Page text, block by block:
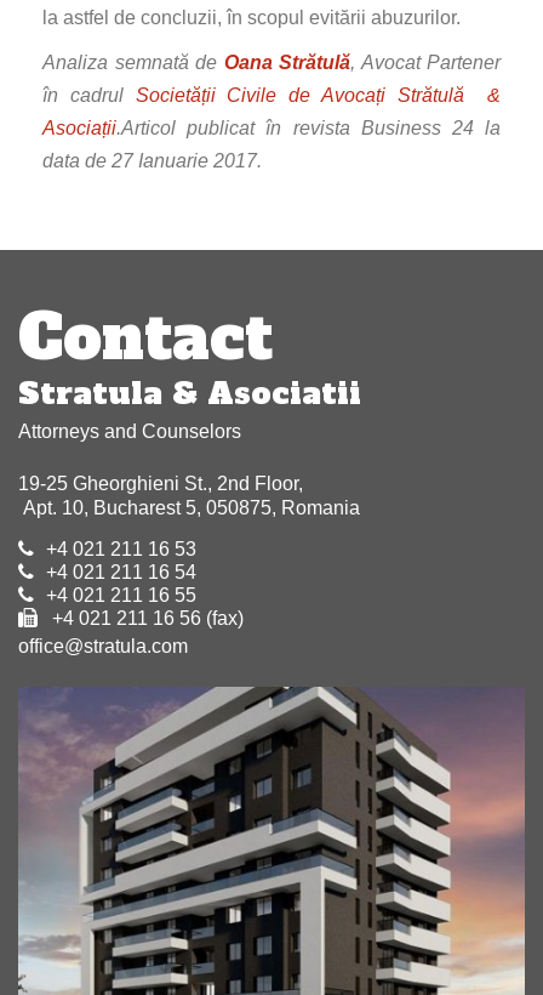
la astfel de concluzii, în scopul evitării abuzurilor.
Analiza semnată de Oana Strătulă, Avocat Partener
în cadrul Societății Civile de Avocați Strătulă &
Asociații.Articol publicat în revista Business 24 la
data de 27 Ianuarie 2017.
Post
navigation
Contact
Stratula & Asociatii
Attorneys and Counselors
19-25 Gheorghieni St., 2nd Floor,
Apt. 10, Bucharest 5, 050875, Romania
+4 021 211 16 53
+4 021 211 16 54
+4 021 211 16 55
+4 021 211 16 56 (fax)
office@stratula.com